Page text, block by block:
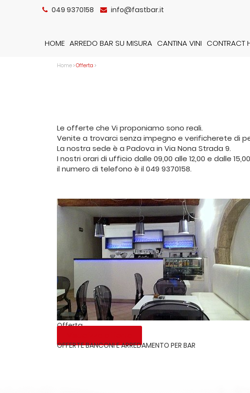
049 9370158 info@fastbar.it
HOME ARREDO BAR SU MISURA CANTINA VINI CONTRACT
Home >Offerta >
Le offerte che Vi proponiamo sono reali.
Venite a trovarci senza impegno e verificherete di
La nostra sede è a Padova in Via Nona Strada 9.
I nostri orari di ufficio dalle 09,00 alle 12,00 e dalle 15,00
il numero di telefono è il 049 9370158.
Offerta
OFFERTE BANCONI E ARREDAMENTO PER BAR